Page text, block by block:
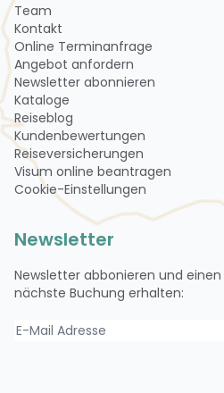
Team
Kontakt
Online Terminanfrage
Angebot anfordern
Newsletter abon­nie­ren
Kataloge
Reiseblog
Kundenbewertungen
Reiseversicherungen
Visum online beantragen
Cookie-Einstellungen
Newsletter
Newsletter abbonieren und einen
nächste Buchung erhalten: